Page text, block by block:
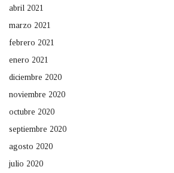
abril 2021
marzo 2021
febrero 2021
enero 2021
diciembre 2020
noviembre 2020
octubre 2020
septiembre 2020
agosto 2020
julio 2020